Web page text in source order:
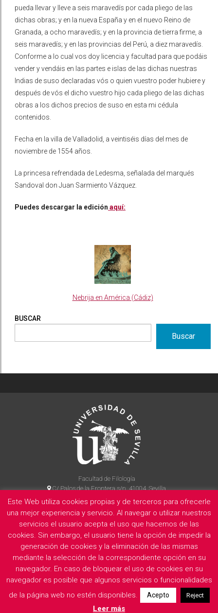
pueda llevar y lleve a seis maravedís por cada pliego de las
dichas obras; y en la nueva España y en el nuevo Reino de
Granada, a ocho maravedís; y en la provincia de tierra firme, a
seis maravedís; y en las provincias del Perú, a diez maravedís.
Conforme a lo cual vos doy licencia y facultad para que podáis
vender y vendáis en las partes e islas de las dichas nuestras
Indias de suso declaradas vós o quien vuestro poder hubiere y
después de vós el dicho vuestro hijo cada pliego de las dichas
obras a los dichos precios de suso en esta mi cédula
contenidos.
Fecha en la villa de Valladolid, a veintiséis días del mes de
noviembre de 1554 años.
La princesa refrendada de Ledesma, señalada del marqués
Sandoval don Juan Sarmiento Vázquez.
Puedes descargar la edición aquí:
Nebrija en América (Cádiz)
BUSCAR
Buscar
Facultad de Filología
C/ Palos de la Frontera s/n, 41004, Sevilla
954 55 14 90
La Facultad Información legal Politica de privacidad Cookies
E
Este Web utiliza cookies propias y de terceros para ofrecerle
una mejor experiencia y servicio. Al navegar o utilizar nuestros
servicios el usuario acepta el uso que hacemos de las
cookies. Sin embargo, el usuario tiene la opción de impedir la
generación de cookies y la eliminación de las mismas
mediante la selección de la correspondiente opción en su
navegador. En caso de bloquear el uso de cookies en su
navegador es posible que algunos servicios o funcionalidades
de la página web no estén disponibles.
Acepto Reject
Leer más